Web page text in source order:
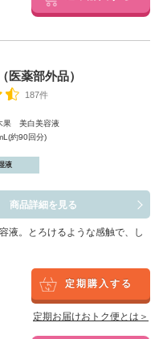
医薬部外品）
187件
美白美容液
90回分)
液
商品詳細を見る
液。とろけるような感触で、し
定期購入する
定期お届けおトク便とは＞